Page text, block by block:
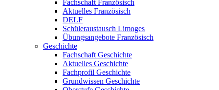
Fachschaft Französisch
Aktuelles Französisch
DELF
Schüleraustausch Limoges
Übungsangebote Französisch
Geschichte
Fachschaft Geschichte
Aktuelles Geschichte
Fachprofil Geschichte
Grundwissen Geschichte